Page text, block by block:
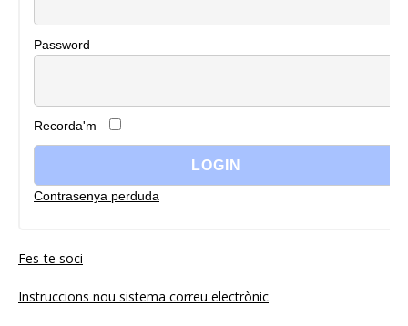
Password
Recorda'm
Contrasenya perduda
Fes-te soci
Instruccions nou sistema correu electrònic